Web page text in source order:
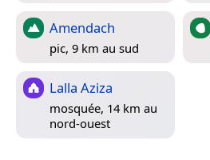
Amendach
pic, 9 km au sud
Lalla Aziza
mosquée, 14 km au
nord-ouest